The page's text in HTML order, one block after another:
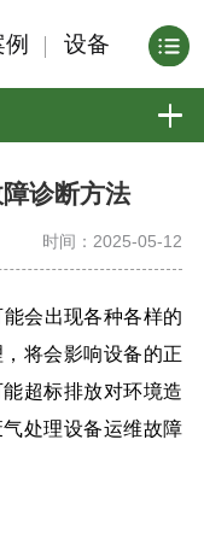
设备
诊断方法
时间：2025-05-12
会出现各种各样的
将会影响设备的正
超标排放对环境造
处理设备运维故障